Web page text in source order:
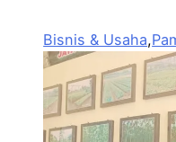
Bisnis & Usaha,